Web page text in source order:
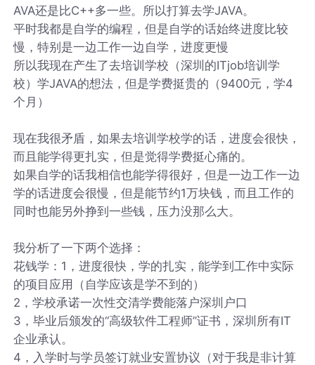
AVA还是比C++多一些。所以打算去学JAVA。
平时我都是自学的编程，但是自学的话始终进度比较
慢，特别是一边工作一边自学，进度更慢
所以我现在产生了去培训学校（深圳的ITjob培训学
校）学JAVA的想法，但是学费挺贵的（9400元，学4
个月）
现在我很矛盾，如果去培训学校学的话，进度会很快，
而且能学得更扎实，但是觉得学费挺心痛的。
如果自学的话我相信也能学得很好，但是一边工作一边
学的话进度会很慢，但是能节约1万块钱，而且工作的
同时也能另外挣到一些钱，压力没那么大。
我分析了一下两个选择：
花钱学：1，进度很快，学的扎实，能学到工作中实际
的项目应用（自学应该是学不到的）
2，学校承诺一次性交清学费能落户深圳户口
3，毕业后颁发的“高级软件工程师”证书，深圳所有IT
企业承认。
4，入学时与学员签订就业安置协议（对于我是非计算